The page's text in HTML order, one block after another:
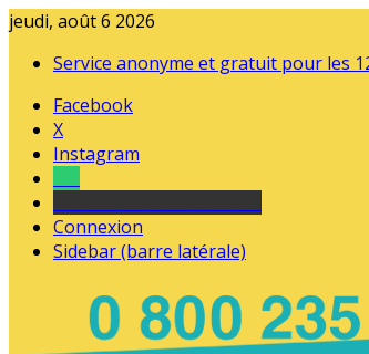
jeudi, août 6 2026
Service anonyme et gratuit pour les
Facebook
X
Instagram
Connexion
Sidebar (barre latérale)